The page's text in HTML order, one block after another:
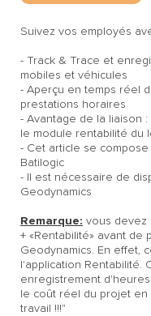
Suivez vos employés
- Track & Trace et
mobiles et véhicules
- Aperçu en temps réel
prestations horaires
- Avantage de la liaison
le module rentabilité du
- Cet article se
Batilogic
- Il est nécessaire de
Geodynamics
Remarque: vous devez
+ «Rentabilité» avant de
Geodynamics. En effet,
l'application Rentabilité.
enregistrement
le coût réel du projet en
travail !!!"